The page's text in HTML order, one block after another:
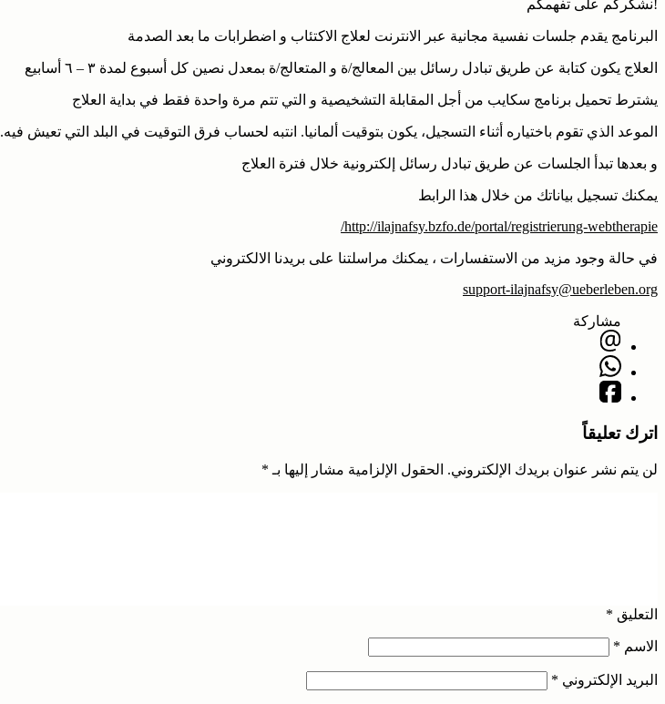
!نشكركم على تفهمكم
البرنامج يقدم جلسات نفسية مجانية عبر الانترنت لعلاج الاكتئاب و اضطرابات ما بعد الصدمة
العلاج يكون كتابة عن طريق تبادل رسائل بين المعالج/ة و المتعالج/ة بمعدل نصين كل أسبوع لمدة ٣ – ٦ أسابيع
يشترط تحميل برنامج سكايب من أجل المقابلة التشخيصية و التي تتم مرة واحدة فقط في بداية العلاج
الموعد الذي تقوم باختياره أثناء التسجيل، يكون بتوقيت ألمانيا. انتبه لحساب فرق التوقيت في البلد التي تعيش فيه.
و بعدها تبدأ الجلسات عن طريق تبادل رسائل إلكترونية خلال فترة العلاج
يمكنك تسجيل بياناتك من خلال هذا الرابط
http://ilajnafsy.bzfo.de/portal/registrierung-webtherapie/
في حالة وجود مزيد من الاستفسارات ، يمكنك مراسلتنا على بريدنا الالكتروني
support-ilajnafsy@ueberleben.org
مشاركة
اترك تعليقاً
لن يتم نشر عنوان بريدك الإلكتروني. الحقول الإلزامية مشار إليها بـ *
التعليق *
الاسم *
البريد الإلكتروني *